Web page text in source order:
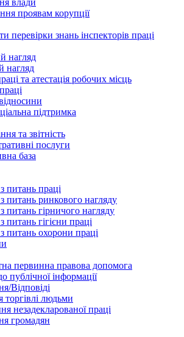
влади
проявам корупції
перевірки знань інспекторів праці
нагляд
нагляд
та атестація робочих місць
підтримка
та звітність
послуги
база
питань праці
питань ринкового нагляду
питань гірничого нагляду
гігієни праці
питань охорони праці
первинна правова допомога
публічної інформації
Відповіді
торгівлі людьми
незадекларованої праці
громадян